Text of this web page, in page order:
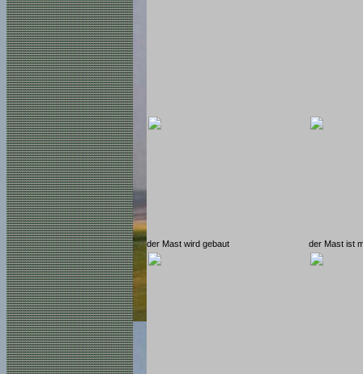
der Mast wird gebaut der Mast ist